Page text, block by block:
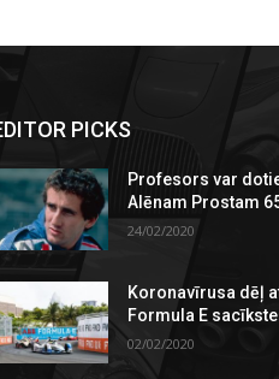
PICKS
Profesors var
Alēnam Prostam
24/02/2020
Koronavīrusa dēļ
Formula E
02/02/2020